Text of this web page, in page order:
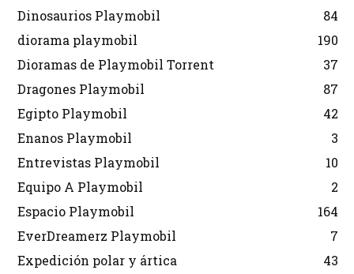
Dinosaurios Playmobil
84
diorama playmobil
190
Dioramas de Playmobil Torrent
37
Dragones Playmobil
87
Egipto Playmobil
42
Enanos Playmobil
3
Entrevistas Playmobil
10
Equipo A Playmobil
2
Espacio Playmobil
164
EverDreamerz Playmobil
7
Expedición polar y ártica
43